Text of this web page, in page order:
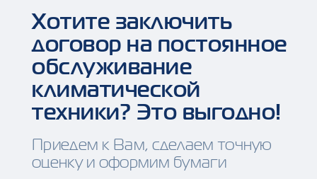
Хотите заключить
договор на постоянное
обслуживание
климатической
техники? Это выгодно!
Приедем к Вам, сделаем точную
оценку и оформим бумаги